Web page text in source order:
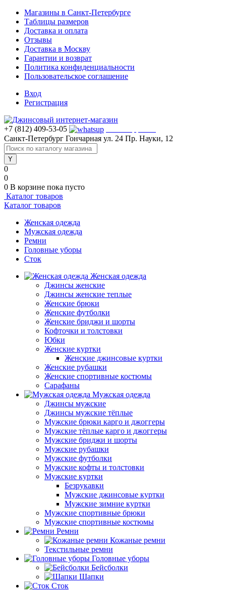
Магазины в Санкт-Петербурге
Таблицы размеров
Доставка и оплата
Отзывы
Доставка в Москву
Гарантии и возврат
Политика конфиденциальности
Пользовательское соглашение
Вход
Регистрация
+7 (812) 409-53-05
Санкт-Петербург Гончарная ул. 24 Пр. Науки, 12
0
0
0 В корзине пока пусто
Каталог товаров
Каталог товаров
Женская одежда
Мужская одежда
Ремни
Головные уборы
Сток
Женская одежда
Джинсы женские
Джинсы женские теплые
Женские брюки
Женские футболки
Женские бриджи и шорты
Кофточки и толстовки
Юбки
Женские куртки
Женские джинсовые куртки
Женские рубашки
Женские спортивные костюмы
Сарафаны
Мужская одежда
Джинсы мужские
Джинсы мужские тёплые
Мужские брюки карго и джоггеры
Мужские тёплые карго и джоггеры
Мужские бриджи и шорты
Мужские рубашки
Мужские футболки
Мужские кофты и толстовки
Мужские куртки
Безрукавки
Мужские джинсовые куртки
Мужские зимние куртки
Мужские спортивные брюки
Мужские спортивные костюмы
Ремни
Кожаные ремни
Текстильные ремни
Головные уборы
Бейсболки
Шапки
Сток